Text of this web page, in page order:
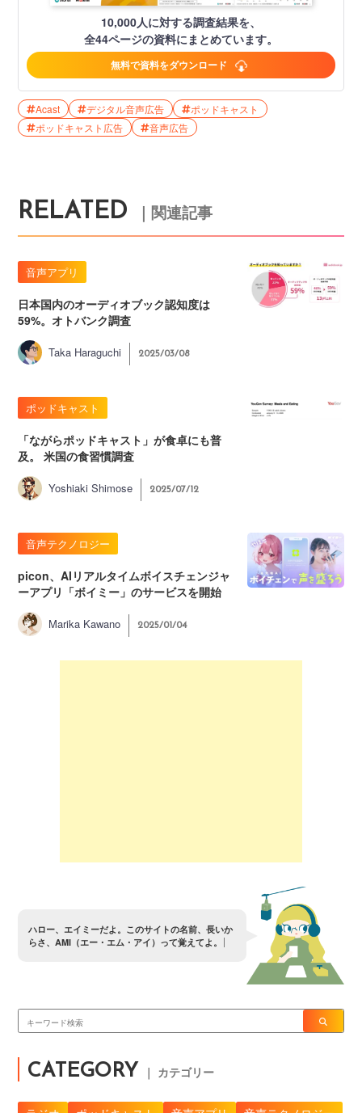
10,000人に対する調査結果を、
全44ページの資料にまとめています。
無料で資料をダウンロード
Acast デジタル音声広告
ポッドキャスト
ポッドキャスト広告
音声広告
RELATED ｜関連記事
音声アプリ
日本国内のオーディオブック認知度は
59%。オトバンク調査
Taka Haraguchi 2025/03/08
ポッドキャスト
「ながらポッドキャスト」が食卓にも普
及。 米国の食習慣調査
Yoshiaki Shimose 2025/07/12
音声テクノロジー
picon、AIリアルタイムボイスチェンジャ
ーアプリ「ボイミー」のサービスを開始
Marika Kawano 2025/01/04
ハロー、 エイ ミ ーだよ 。 このサイ トの名前、 長いか
らさ 、 AMI（エー・ エム ・ アイ） って覚え て よ 。
CATEGORY ｜ カテゴリー